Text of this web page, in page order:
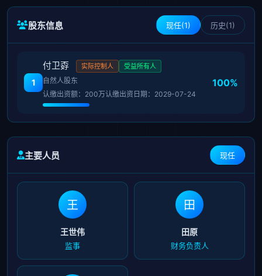
股东信息 现任(1) 历史(1)
1
付卫孬 实际控制人 受益所有人
自然人股东
认缴出资额：200万认缴出资日期：2029-07-24
100%
主要人员 现任
王
王世伟
监事
田
田原
财务负责人